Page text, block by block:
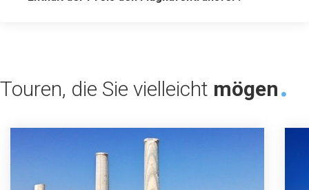
Touren, die Sie vielleicht mögen